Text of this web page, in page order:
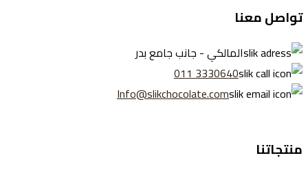
تواصل معنا
المالكي - جانب جامع بدر
3330640 011
Info@slikchocolate.com
منتجاتنا